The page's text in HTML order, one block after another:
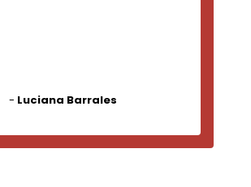
- Luciana Barrales